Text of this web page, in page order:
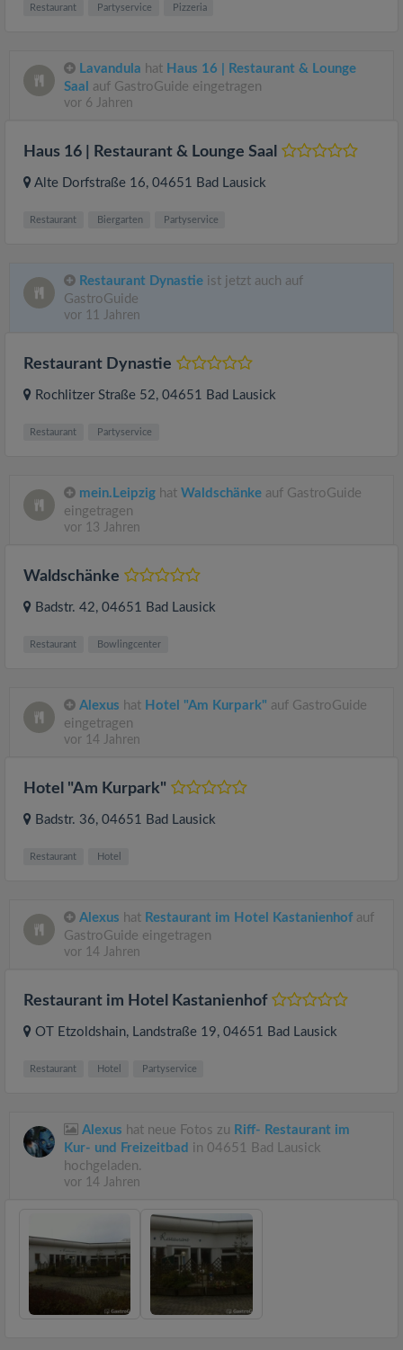
Restaurant Partyservice Pizzeria
Lavandula hat Haus 16 | Restaurant & Lounge
Saal
auf GastroGuide eingetragen
vor 6 Jahren
Haus 16 | Restaurant & Lounge Saal
Alte Dorfstraße 16, 04651 Bad Lausick
Restaurant Biergarten Partyservice
Restaurant Dynastie ist jetzt auch auf
GastroGuide
vor 11 Jahren
Restaurant Dynastie
Rochlitzer Straße 52, 04651 Bad Lausick
Restaurant Partyservice
mein.Leipzig hat Waldschänke auf GastroGuide
eingetragen
vor 13 Jahren
Waldschänke
Badstr. 42, 04651 Bad Lausick
Restaurant Bowlingcenter
Alexus hat Hotel "Am Kurpark" auf GastroGuide
eingetragen
vor 14 Jahren
Hotel "Am Kurpark"
Badstr. 36, 04651 Bad Lausick
Restaurant Hotel
Alexus hat Restaurant im Hotel Kastanienhof auf
GastroGuide eingetragen
vor 14 Jahren
Restaurant im Hotel Kastanienhof
OT Etzoldshain, Landstraße 19, 04651 Bad Lausick
Restaurant Hotel Partyservice
Alexus hat neue Fotos zu Riff- Restaurant im
Kur- und Freizeitbad in 04651 Bad Lausick
hochgeladen.
vor 14 Jahren